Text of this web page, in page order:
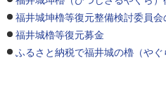
福井城坤櫓等復元整備検討委員会
福井城櫓等復元募金
ふるさと納税で福井城の櫓（やぐ